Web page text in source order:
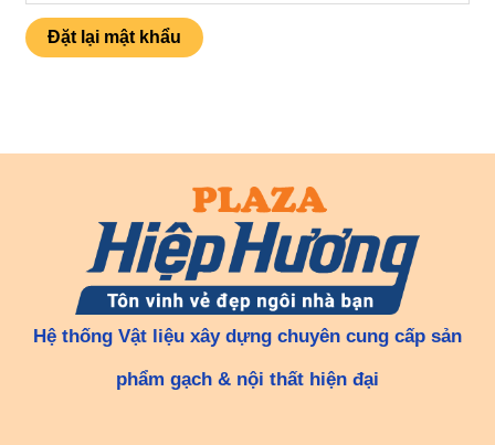
Đặt lại mật khẩu
Hệ thống Vật liệu xây dựng chuyên cung cấp sản
phẩm gạch & nội thất hiện đại